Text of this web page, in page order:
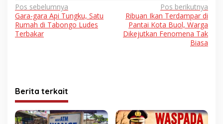
Navigasi
pos
Pos sebelumnya
Gara-gara Api Tungku, Satu
Rumah di Tabongo Ludes
Terbakar
Pos berikutnya
Ribuan Ikan Terdampar di
Pantai Kota Buol, Warga
Dikejutkan Fenomena Tak
Biasa
Berita terkait